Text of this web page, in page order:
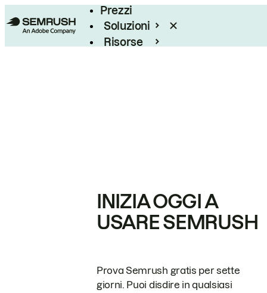
Prezzi
Soluzioni
Risorse
INIZIA OGGI A
USARE SEMRUSH
Prova Semrush gratis per sette
giorni. Puoi disdire in qualsiasi